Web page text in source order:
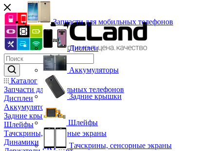
Каталог
Запчасти для мобильных телефонов
Дисплеи
Аккумуляторы
Задние крышки
Шлейфы
Тачскрины, сенсорные экраны
Динамики
Запчасти для мобильных телефонов
Дисплеи
Аккумуляторы
Задние крышки
Шлейфы
Тачскрины, сенсорные экраны